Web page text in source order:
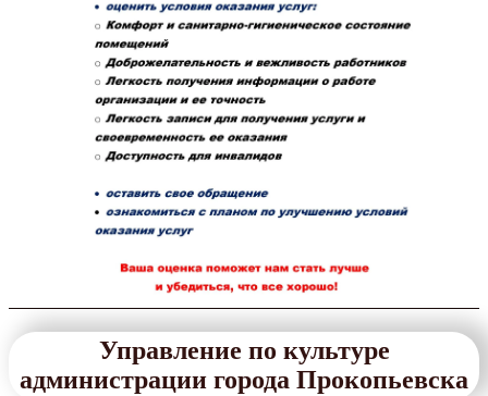
Управление по культуре
администрации города Прокопьевска